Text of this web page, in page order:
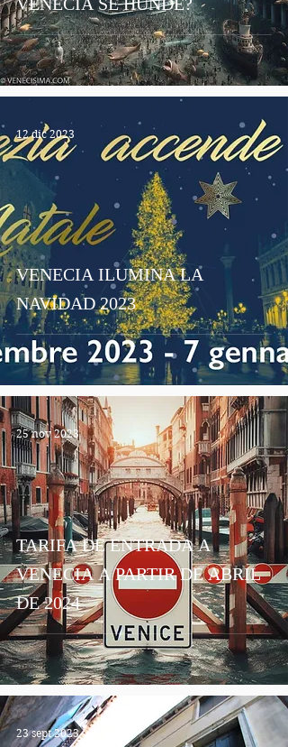
VENECIA ILUMINA LA
NAVIDAD 2023
12 dic 2023
TARIFA DE ENTRADA A
VENECIA A PARTIR DE ABRIL
DE 2024
25 nov 2023
23 sept 2023